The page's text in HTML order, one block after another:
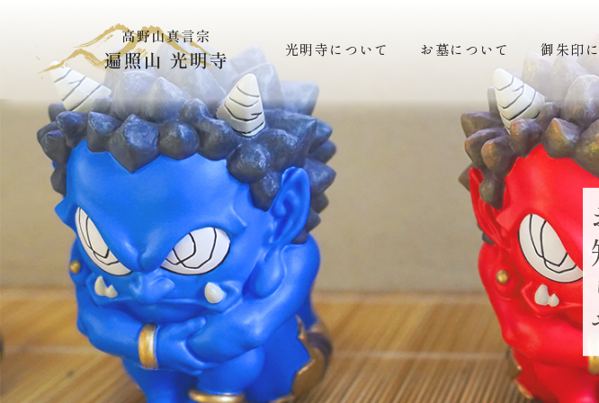
光明寺について お墓について 御朱印